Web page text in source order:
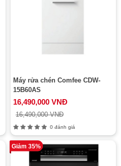
Máy rửa chén Comfee CDW-
15B60AS
16,490,000 VNĐ
16,490,000 VNĐ
0 đánh giá
Giảm 35%